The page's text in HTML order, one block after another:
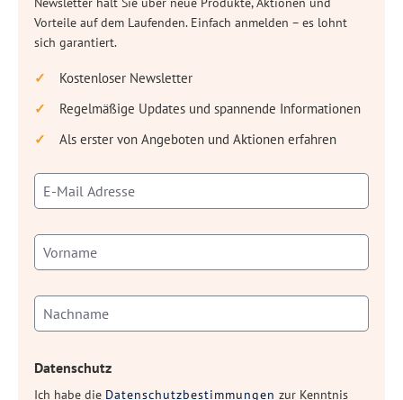
Vorteile auf dem Laufenden. Einfach anmelden – es lohnt
sich garantiert.
Kostenloser Newsletter
Regelmäßige Updates und spannende Informationen
Als erster von Angeboten und Aktionen erfahren
Datenschutz
Ich habe die Datenschutzbestimmungen zur Kenntnis